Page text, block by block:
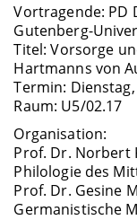
Vortragende: PD
Gutenberg-
Titel:Vorsorge
Hartmanns von
Termin: Dienstag,
Raum: U5/02.17
Organisation:
Prof. Dr. Norbert
Philologie des
Prof. Dr. Gesine
Germanistische